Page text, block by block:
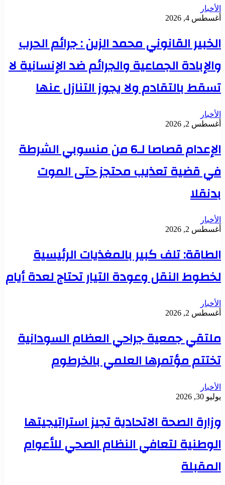
الأخبار
أغسطس 4, 2026
الخبير القانوني محمد الزين : جرائم الحرب
والإبادة الجماعية والجرائم ضد الإنسانية لا
تسقط بالتقادم ولا يجوز التنازل عنها
الأخبار
أغسطس 2, 2026
الإعدام قصاصا لـ6 من منسوبي الشرطة
في قضية تعذيب محتجز حتى الموت
بدنقلا
الأخبار
أغسطس 2, 2026
الطاقة: تلف كبير بالمغذيات الرئيسية
لخطوط النقل وعودة التيار تحتاج لعدة أيام
الأخبار
أغسطس 2, 2026
ملتقي جمعية جراحي العظام السودانية
تختتم مؤتمرها العلمي بالخرطوم
الأخبار
يوليو 30, 2026
وزارة الصحة الاتحادية تجيز استراتيجيتها
الوطنية لتعافي النظام الصحي للأعوام
المقبلة